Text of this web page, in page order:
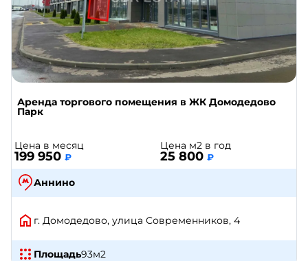
Аренда торгового помещения в ЖК Домодедово
Парк
Цена в месяц
199 950 ₽
Цена м2 в год
25 800 ₽
Аннино
г. Домодедово, улица Современников, 4
Площадь93м2